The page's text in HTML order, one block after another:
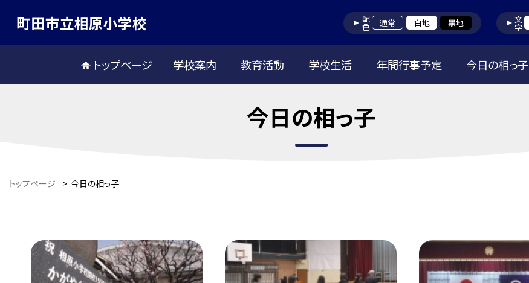
町田市立相原小学校 配色 通常 白地 黒地 文字
トップページ 学校案内 教育活動 学校生活 年間行事予定 今日の相っ子
今日の相っ子
トップページ > 今日の相っ子